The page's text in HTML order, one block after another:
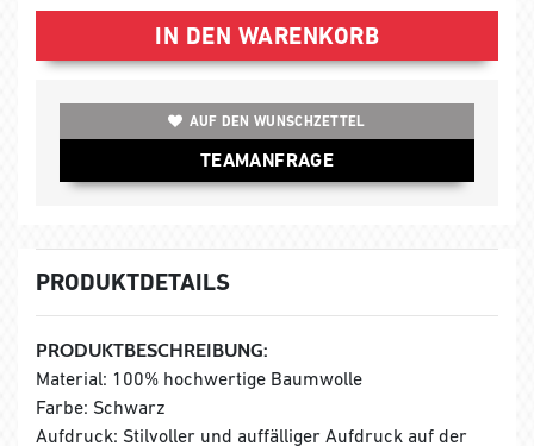
IN DEN WARENKORB
AUF DEN WUNSCHZETTEL
TEAMANFRAGE
PRODUKTDETAILS
PRODUKTBESCHREIBUNG:
Material: 100% hochwertige Baumwolle
Farbe: Schwarz
Aufdruck: Stilvoller und auffälliger Aufdruck auf der